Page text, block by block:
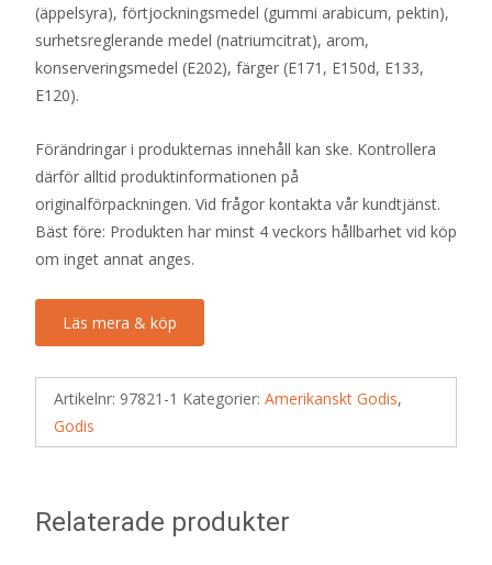
(äppelsyra), förtjockningsmedel (gummi arabicum, pektin),
surhetsreglerande medel (natriumcitrat), arom,
konserveringsmedel (E202), färger (E171, E150d, E133,
E120).
Förändringar i produkternas innehåll kan ske. Kontrollera
därför alltid produktinformationen på
originalförpackningen. Vid frågor kontakta vår kundtjänst.
Bäst före: Produkten har minst 4 veckors hållbarhet vid köp
om inget annat anges.
Läs mera & köp
Artikelnr: 97821-1 Kategorier: Amerikanskt Godis,
Godis
Relaterade produkter